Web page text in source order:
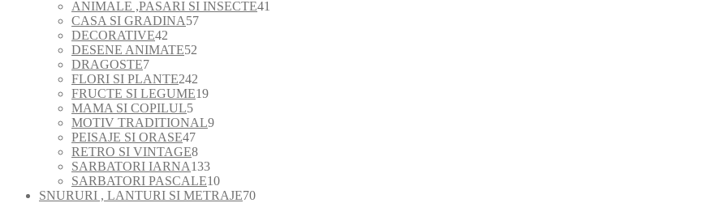
de
produse
ANIMALE ,PASARI SI INSECTE41
CASA SI GRADINA5757
DECORATIVE42
de
DESENE ANIMATE52
produse
DRAGOSTE77
produse
FLORI SI PLANTE242
de
FRUCTE SI LEGUME1919
MAMA SI COPILUL55
produse
MOTIV TRADITIONAL99
PEISAJE SI ORASE4747
de
produse
RETRO SI VINTAGE88
produse
SARBATORI IARNA133133
de
produse
SARBATORI PASCALE1010
produse
SNURURI , LANTURI SI METRAJE7070